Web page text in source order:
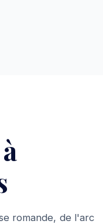
romande, de l'arc